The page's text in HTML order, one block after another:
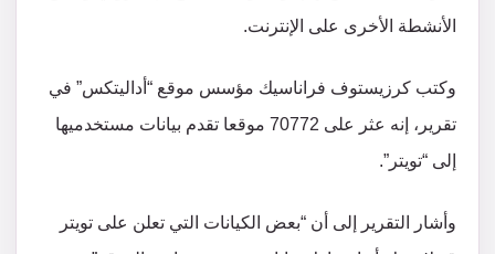
الأنشطة الأخرى على الإنترنت.
وكتب كرزيستوف فراناسيك مؤسس موقع “أداليتكس” في
تقرير، إنه عثر على 70772 موقعا تقدم بيانات مستخدميها
إلى “تويتر”.
وأشار التقرير إلى أن “بعض الكيانات التي تعلن على تويتر